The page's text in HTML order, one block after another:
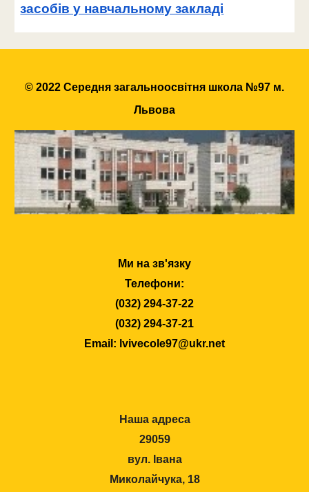
засобів у навчальному закладі
© 2022 Середня загальноосвітня школа №97 м.
Львова
Ми на зв'язку
Телефони:
(032) 294-37-22
(032) 294-37-21
Email: lvivecole97@ukr.net
Наша адреса
29059
вул. Івана
Миколайчука, 18